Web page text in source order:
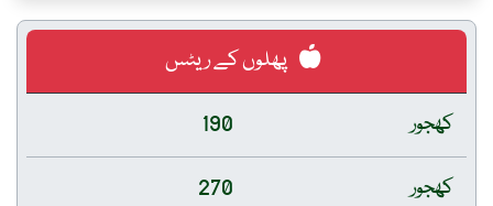
پھلوں کے ریٹس
کھجور
190
کھجور
270